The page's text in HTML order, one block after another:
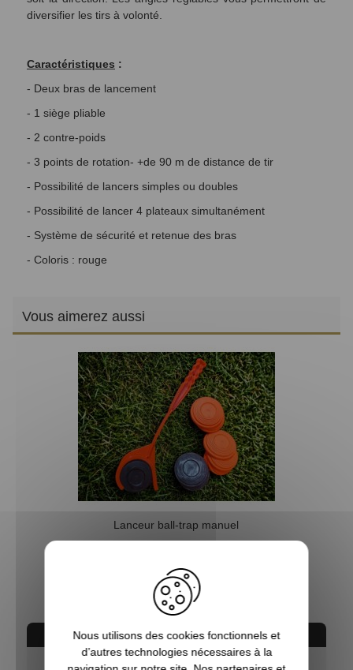
diversifier les tirs à volonté.
Caractéristiques :
- Deux bras de lancement
- 1 siège pliable
- 2 contre-poids
- 3 points de rotation- +de 90 m de distance de tir
- Possibilité de lancers simples ou doubles
- Possibilité de lancer 4 plateaux simultanément
- Système de sécurité et retenue des bras
- Coloris : rouge
Vous aimerez aussi
Lanceur ball-trap manuel
5,90 €
AVIS CONCERNANT LE PRODUIT
Nous utilisons des cookies fonctionnels et
d’autres technologies nécessaires à la